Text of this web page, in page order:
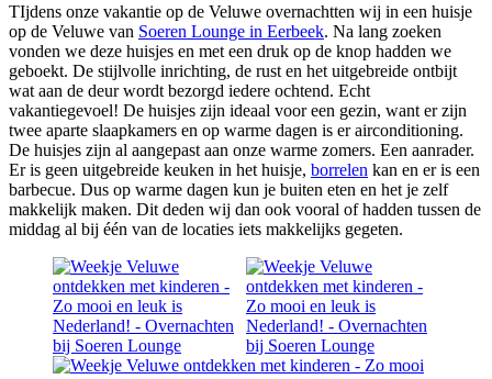
TIjdens onze vakantie op de Veluwe overnachtten wij in een huisje
op de Veluwe van Soeren Lounge in Eerbeek. Na lang zoeken
vonden we deze huisjes en met een druk op de knop hadden we
geboekt. De stijlvolle inrichting, de rust en het uitgebreide ontbijt
wat aan de deur wordt bezorgd iedere ochtend. Echt
vakantiegevoel! De huisjes zijn ideaal voor een gezin, want er zijn
twee aparte slaapkamers en op warme dagen is er airconditioning.
De huisjes zijn al aangepast aan onze warme zomers. Een aanrader.
Er is geen uitgebreide keuken in het huisje, borrelen kan en er is een
barbecue. Dus op warme dagen kun je buiten eten en het je zelf
makkelijk maken. Dit deden wij dan ook vooral of hadden tussen de
middag al bij één van de locaties iets makkelijks gegeten.